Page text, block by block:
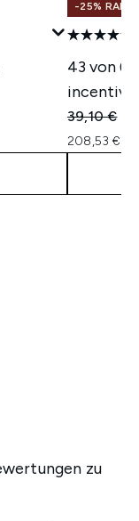
-25%
43 von
39,10 €
208,53 €